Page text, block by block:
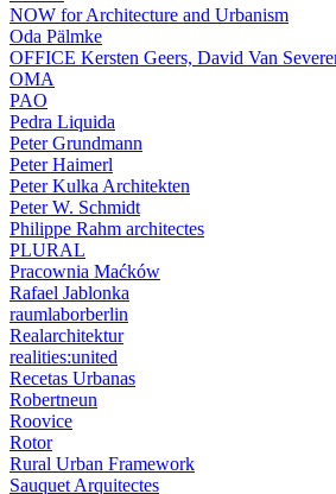
NOW for Architecture and Urbanism
Oda Pälmke
OFFICE Kersten Geers, David Van
OMA
PAO
Pedra Liquida
Peter Grundmann
Peter Haimerl
Peter Kulka Architekten
Peter W. Schmidt
Philippe Rahm architectes
PLURAL
Pracownia Maćków
Rafael Jablonka
raumlaborberlin
Realarchitektur
realities:united
Recetas Urbanas
Robertneun
Roovice
Rotor
Rural Urban Framework
Sauquet Arquitectes